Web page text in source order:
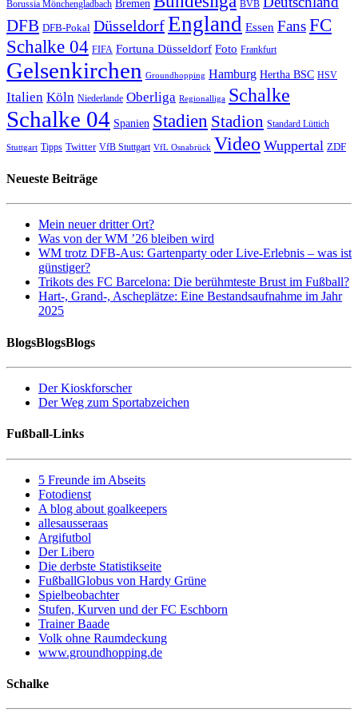
Borussia Mönchengladbach Bremen BVB
DFB DFB-Pokal DüsseldorfEngland Essen FansFC
Schalke 04 FIFA Fortuna Düsseldorf Foto Frankfurt
Gelsenkirchen Groundhopping Hamburg Hertha BSC HSV
Italien Köln Niederlande Oberliga Regionalliga Schalke
Schalke 04 Spanien Stadien Stadion Standard Lüttich
Stuttgart Tipps Twitter VfB Stuttgart VfL Osnabrück Video Wuppertal ZDF
Neueste Beiträge
Mein neuer dritter Ort?
Was von der WM ’26 bleiben wird
WM trotz DFB-Aus: Gartenparty oder Live-Erlebnis – was ist
günstiger?
Trikots des FC Barcelona: Die berühmteste Brust im Fußball?
Hart-, Grand-, Ascheplätze: Eine Bestandsaufnahme im Jahr
2025
BlogsBlogsBlogs
Der Kioskforscher
Der Weg zum Sportabzeichen
Fußball-Links
5 Freunde im Abseits
Fotodienst
A blog about goalkeepers
allesausseraas
Argifutbol
Der Libero
Die derbste Statistikseite
FußballGlobus von Hardy Grüne
Spielbeobachter
Stufen, Kurven und der FC Eschborn
Trainer Baade
Volk ohne Raumdeckung
www.groundhopping.de
Schalke